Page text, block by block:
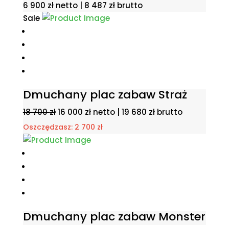
6 900 zł netto | 8 487 złbrutto
Sale
Dmuchany plac zabaw Straż
18 700zł Pierwotna
cena
wynosiła:
16 000 złAktualna
cena
wynosi:
netto | 19 680 złbrutto
Oszczędzasz: 2 700 zł
Dmuchany plac zabaw Monster